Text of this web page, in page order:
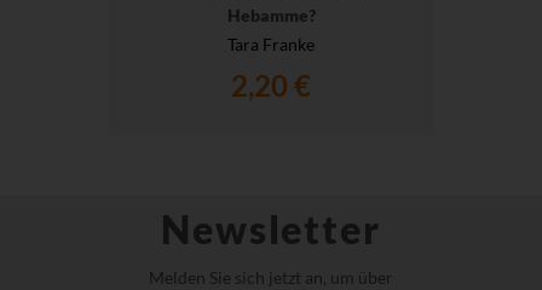
Hebamme?
Tara Franke
2,20 €
Newsletter
Melden Sie sich jetzt an, um über